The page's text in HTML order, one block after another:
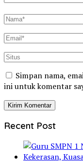
Simpan nama,
ini untuk komentar
Recent Post